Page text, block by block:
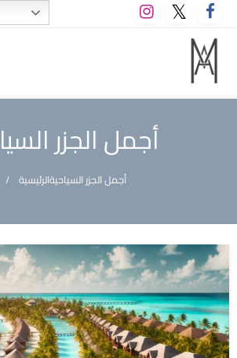
التخطي
إلى
المحتوى
M A hotels | إم ايه هوتيلز
الموقع الأول للعاملين في الفنادق في
أجمل الجزر
الرئيسيةأجمل الجزر السياحية